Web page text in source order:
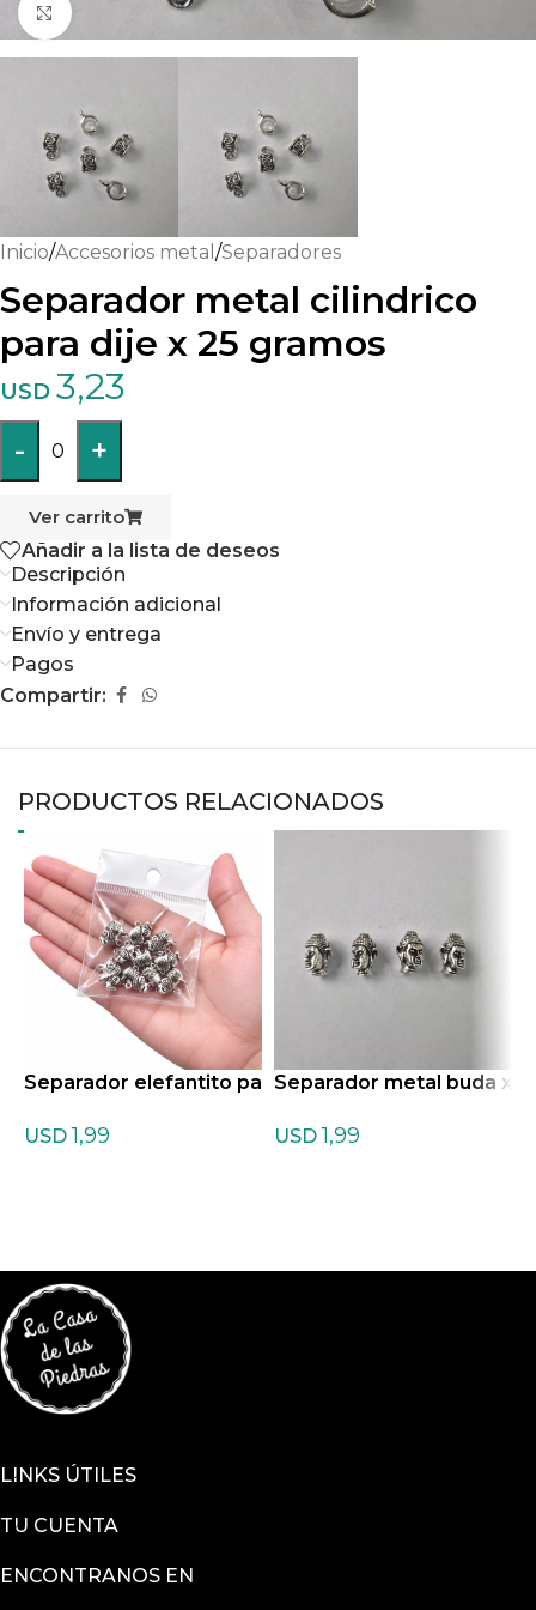
Haga clic para ampliar
Inicio/Accesorios metal /Separadores
Separador metal cilindrico
para dije x 25 gramos
USD 3,23
- 0 +
Ver carrito
Añadir a la lista de deseos
Descripción
Información adicional
Envío y entrega
Pagos
Compartir:
PRODUCTOS RELACIONADOS
Separador elefantito pa
USD 1,99
Separador metal buda x
USD 1,99
LINKS ÚTILES
TU CUENTA
ENCONTRANOS EN